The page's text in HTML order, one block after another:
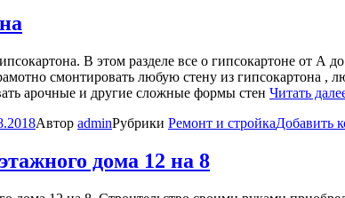
В этом разделе все о гипсокартоне от А
смонтировать любую стену из гипсокартона
арочные и другие сложные формы стен Читать
Автор adminРубрики Ремонт и стройкаДобавить
дома 12 на 8